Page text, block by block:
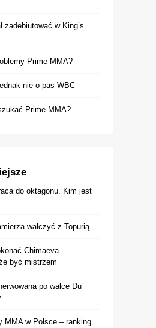
zadebiutować w King’s
Prime MMA?
nie o pas WBC
Prime MMA?
do oktagonu. Kim jest
walczyć z Topurią
Chimaeva.
być mistrzem”
po walce Du
MMA w Polsce – ranking